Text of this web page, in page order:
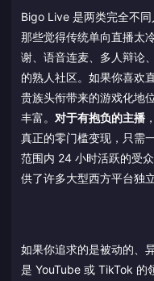
Bigo Live 是两类完全不同
那些觉得传统单向直播
谢、语音连麦、多人辩论
的熟人社区。如果你喜欢
贵族头衔带来的游戏化地
丰富。 对于有抱负的主播
真正的零门槛变现，只需
范围内 24 小时活跃的受
供了许多大型西方平台独
如果你追求的是被动的、
是 YouTube 或 TikTok 的